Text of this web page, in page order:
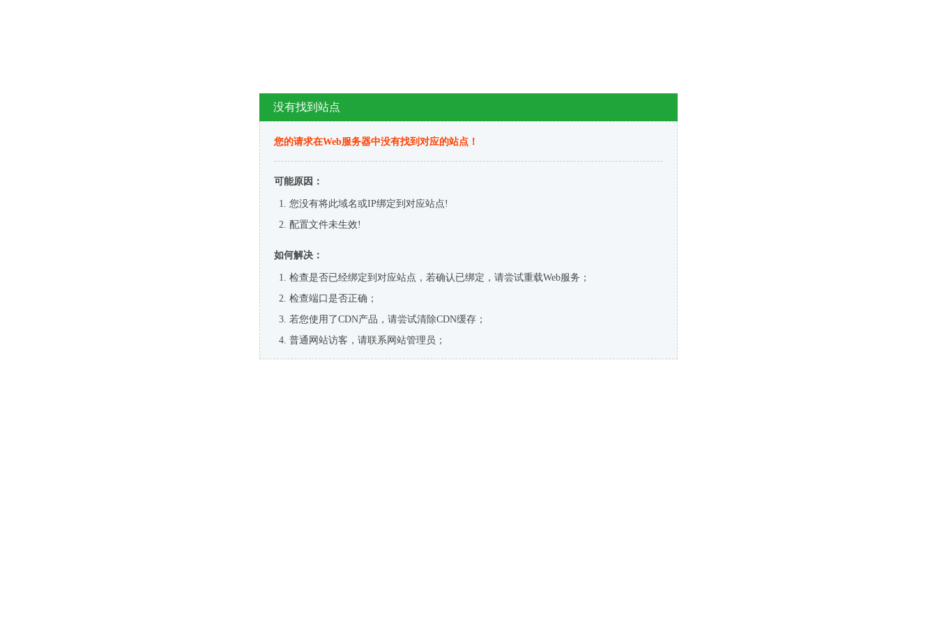
没有找到站点
您的请求在Web服务器中没有找到对应的站点！
可能原因：
您没有将此域名或IP绑定到对应站点!
配置文件未生效!
如何解决：
检查是否已经绑定到对应站点，若确认已绑定，请尝试重载Web服务；
检查端口是否正确；
若您使用了CDN产品，请尝试清除CDN缓存；
普通网站访客，请联系网站管理员；